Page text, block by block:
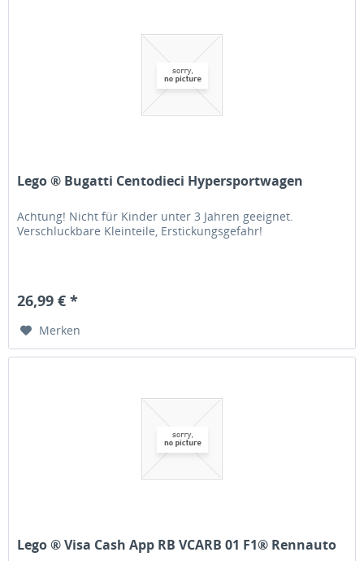
Lego ® Bugatti Centodieci Hypersportwagen
Achtung! Nicht für Kinder unter 3 Jahren geeignet.
Verschluckbare Kleinteile, Erstickungsgefahr!
26,99 € *
Merken
Lego ® Visa Cash App RB VCARB 01 F1® Rennauto